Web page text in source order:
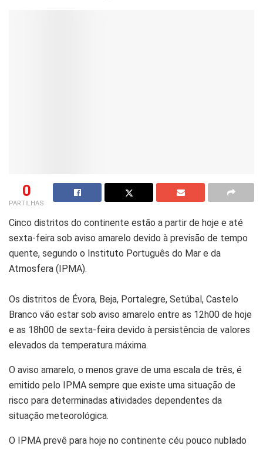
0
PARTILHAS
Cinco distritos do continente estão a partir de hoje e até
sexta-feira sob aviso amarelo devido à previsão de tempo
quente, segundo o Instituto Português do Mar e da
Atmosfera (IPMA).
Os distritos de Évora, Beja, Portalegre, Setúbal, Castelo
Branco vão estar sob aviso amarelo entre as 12h00 de hoje
e as 18h00 de sexta-feira devido à persistência de valores
elevados da temperatura máxima.
O aviso amarelo, o menos grave de uma escala de três, é
emitido pelo IPMA sempre que existe uma situação de
risco para determinadas atividades dependentes da
situação meteorológica.
O IPMA prevê para hoje no continente céu pouco nublado